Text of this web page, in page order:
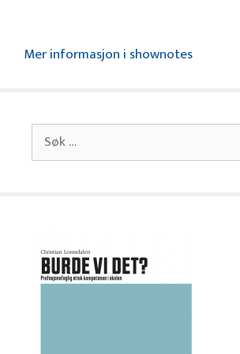
Mer informasjon i shownotes
Søk
etter: